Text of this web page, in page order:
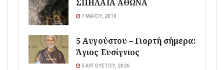
ΣΠΗΛΑΙΑ ΑΘΩΝΑ
7 ΜΑΪ́ΟΥ, 2010
5 Αυγούστου – Γιορτή σήμερα:
Άγιος Ευσίγνιος
5 ΑΥΓΟΎΣΤΟΥ, 2026